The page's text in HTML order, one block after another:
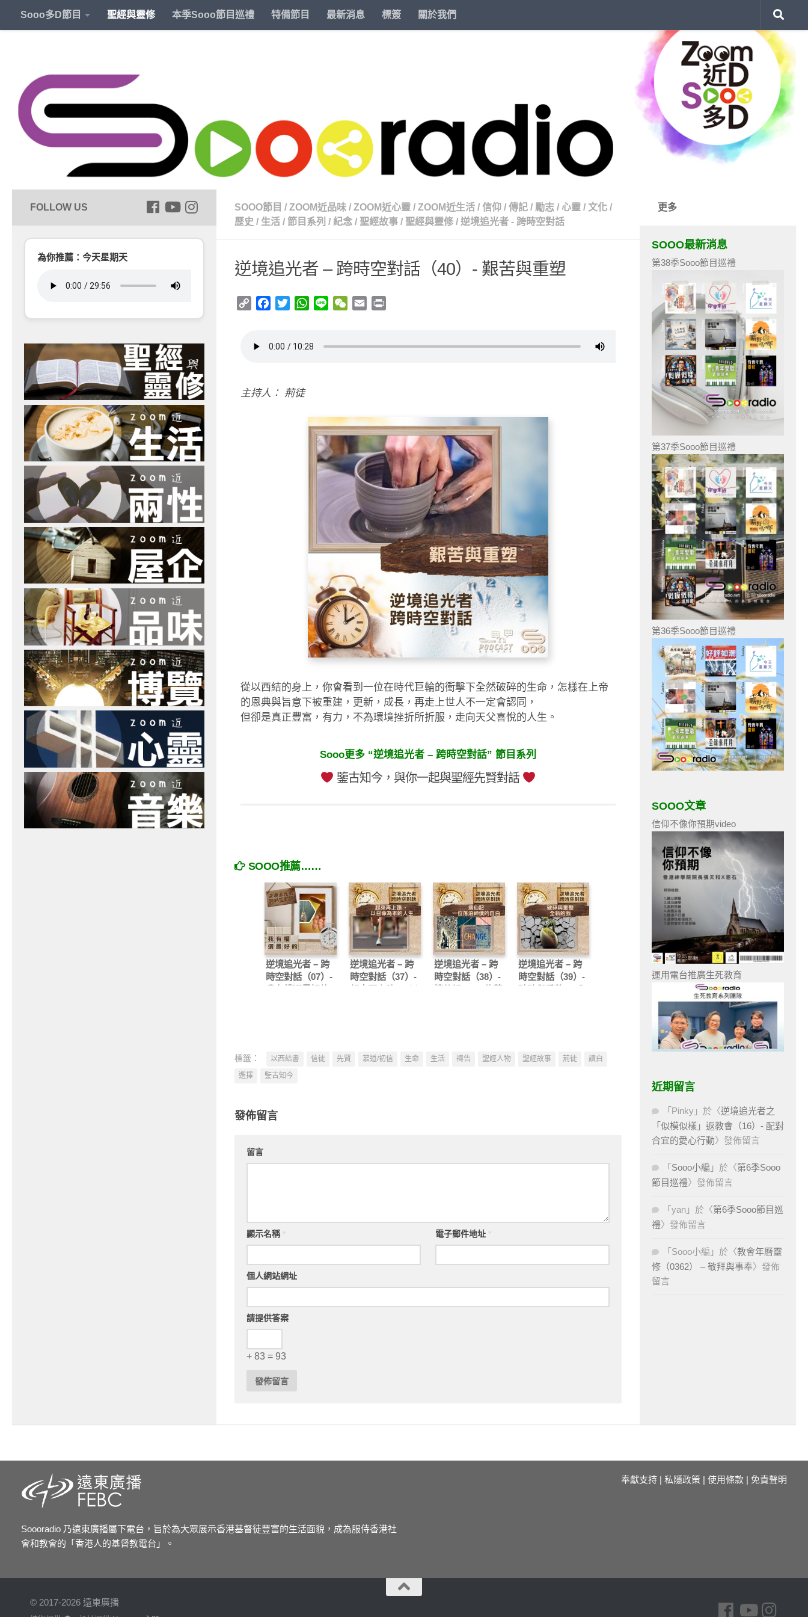
Sooo多D節目 聖經與靈修 本季Sooo節目巡禮 特備節目 最新消息 標簽 關於我們
SOOO節目 / ZOOM近品味 / ZOOM近心靈 / ZOOM近生活 / 信仰 / 傳記 / 勵志 / 心靈 / 文化 /
歷史 / 生活 / 節目系列 / 紀念 / 聖經故事 / 聖經與靈修 / 逆境追光者 - 跨時空對話
逆境追光者 – 跨時空對話（40）- 艱苦與重塑
Copy
Facebook
TwitterWhatsApp
Line WeChat
Email
主持人： 荊徒
從以西結的身上，你會看到一位在時代巨輪的衝擊下全然破碎的生命，怎樣在上帝
的恩典與旨意下被重建，更新，成長，再走上世人不一定會認同，
但卻是真正豐富，有力，不為環境挫折所折服，走向天父喜悅的人生。
Sooo更多 “逆境追光者 – 跨時空對話” 節目系列
鑒古知今，與你一起與聖經先賢對話
SOOO推薦……
逆境追光者 – 跨
時空對話（07）-
逆境追光者 – 跨
時空對話（37）-
逆境追光者 – 跨
時空對話（38）-
逆境追光者 – 跨
時空對話（39）-
標籤： 以西結書 信徒 先賢 慕道/初信 生命 生活 禱告 聖經人物 聖經故事 荊徒
讀白
選擇
鑒古知今
發佈留言
留言
顯示名稱 電子郵件地址
個人網站網址
請提供答案
+ 83 = 93
為你推薦：今天星期天
更多
SOOO最新消息
第38季Sooo節目巡禮
第37季Sooo節目巡禮
第36季Sooo節目巡禮
SOOO文章
信仰不像你預期video
運用電台推廣生死教育
近期留言
「 Pinky 」於〈逆境追光者之
「似模似樣」返教會（16）- 配對
合宜的愛心行動〉發佈留言
「 Sooo小編 」於〈第6季Sooo
節目巡禮〉發佈留言
「 yan 」於〈第6季Sooo節目巡
禮〉發佈留言
「 Sooo小編 」於〈教會年曆靈
修（0362） – 敬拜與事奉〉發佈
留言
Soooradio 乃遠東廣播屬下電台，旨於為大眾展示香港基督徒豐富的生活面貌，成為服侍香港社
會和教會的「香港人的基督教電台」。
奉獻支持 | 私隱政策 | 使用條款 | 免責聲明
© 2017-2026 遠東廣播